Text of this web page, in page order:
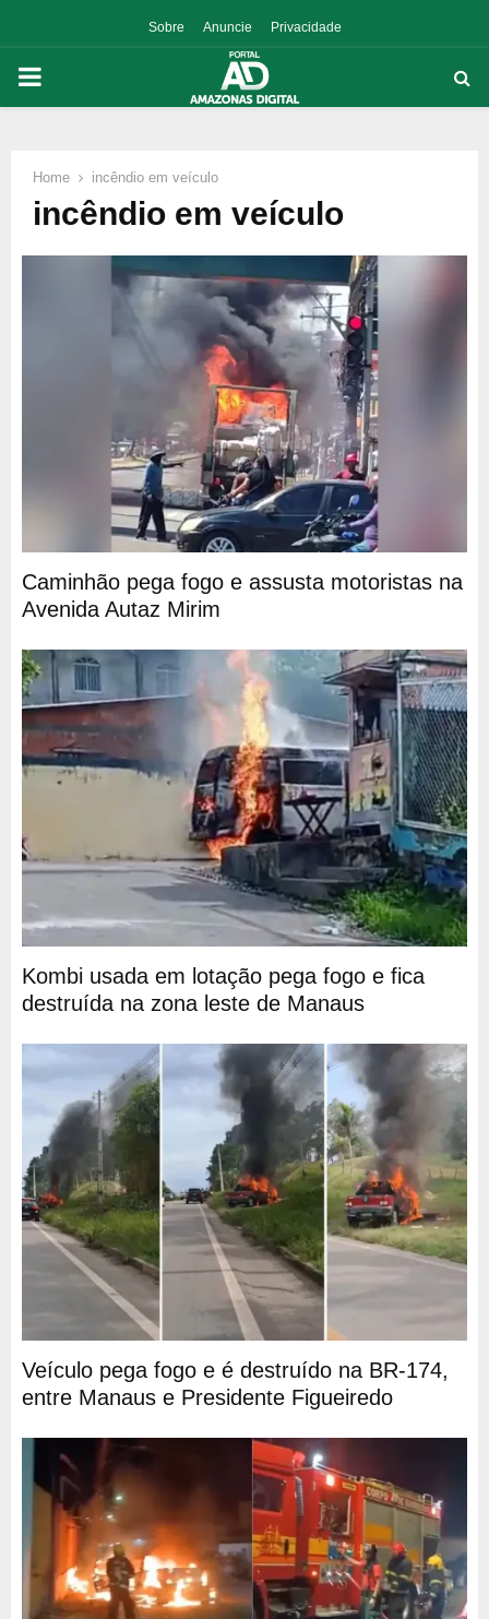
Sobre Anuncie Privacidade
PRIMARY
Home incêndio em veículo
incêndio em veículo
Caminhão pega fogo e assusta motoristas na
Avenida Autaz Mirim
Kombi usada em lotação pega fogo e fica
destruída na zona leste de Manaus
Veículo pega fogo e é destruído na BR-174,
entre Manaus e Presidente Figueiredo